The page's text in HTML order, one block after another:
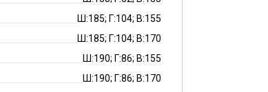
Ш:185; Г:104; В:155
Ш:185; Г:104; В:170
Ш:190; Г:86; В:155
Ш:190; Г:86; В:170